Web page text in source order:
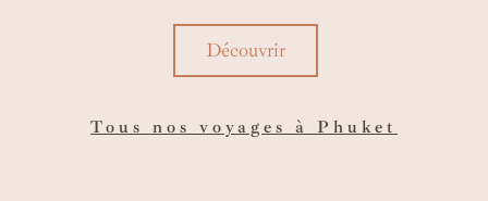
Découvrir
Tous nos voyages à Phuket